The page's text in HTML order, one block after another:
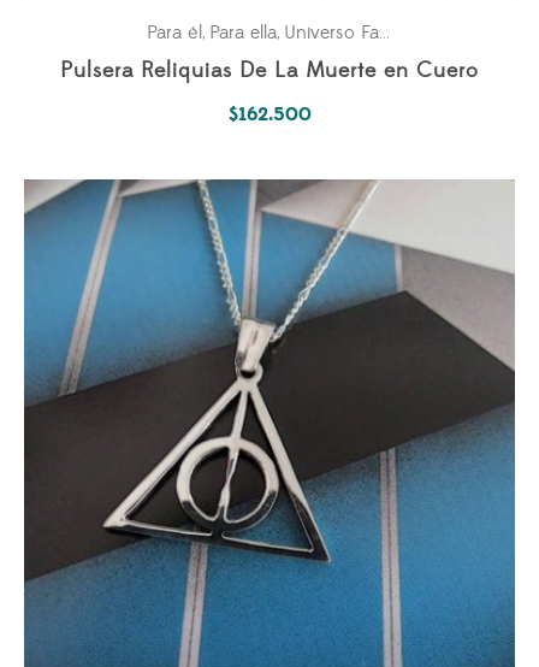
Para él, Para ella, Universo Fantástico
Pulsera Reliquias De La Muerte en Cuero
$162.500